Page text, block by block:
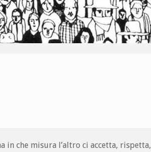
in che misura l’altro ci accetta, rispetta,